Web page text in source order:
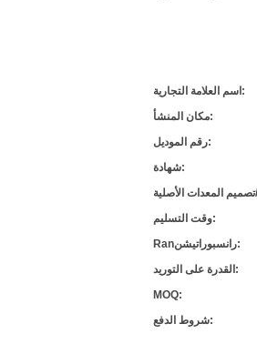
اسم العلامة التجارية:
مكان المنشأ:
رقم الموديل:
شهادة:
وقت التسليم:
Ranرانسبوراتيشن:
القدرة على التوريد:
MOQ:
شروط الدفع: